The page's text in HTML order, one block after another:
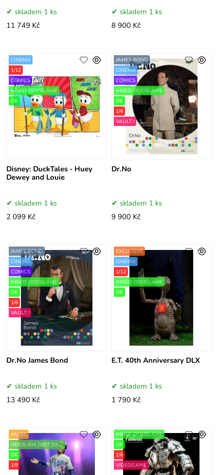
skladem 1 ks
11 749 Kč
skladem 1 ks
8 900 Kč
Disney: DuckTales - Huey
Dewey and Louie
CINEMA
1/12
COMICS
IHNED ODESÍLÁME
OK
skladem 1 ks
2 099 Kč
Dr.No
JAMES BOND
CINEMA
COMICS
IHNED ODESÍLÁME
OK
1/6
VAULT !
skladem 1 ks
9 900 Kč
Dr.No James Bond
JAMES BOND
CINEMA
COMICS
IHNED ODESÍLÁME
OK
1/6
VAULT !
skladem 1 ks
13 490 Kč
E.T. 40th Anniversary DLX
EXCLUSIVE
CINEMA
1/12
IHNED ODESÍLÁME
OK
skladem 1 ks
1 790 Kč
MUSIC
ODESLÁNÍ DO 7 DNŮ
OK
1/9
IHNED ODESÍLÁME
OK
1/6
VIDEOGAME